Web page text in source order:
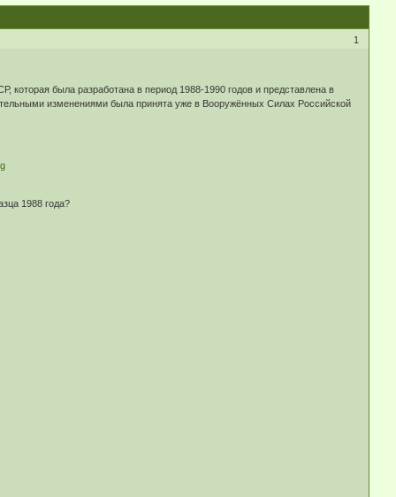
1
была разработана в период 1988-1990 годов и представлена в
изменениями была принята уже в Вооружённых Силах Российской
1988 года?